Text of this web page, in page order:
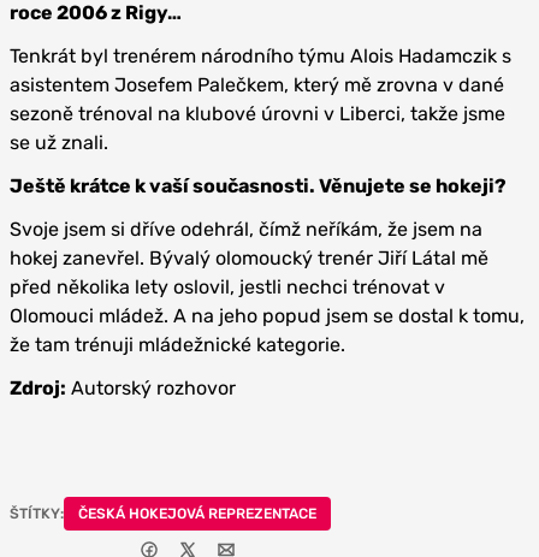
roce 2006 z Rigy…
Tenkrát byl trenérem národního týmu Alois Hadamczik s
asistentem Josefem Palečkem, který mě zrovna v dané
sezoně trénoval na klubové úrovni v Liberci, takže jsme
se už znali.
Ještě krátce k vaší současnosti. Věnujete se hokeji?
Svoje jsem si dříve odehrál, čímž neříkám, že jsem na
hokej zanevřel. Bývalý olomoucký trenér Jiří Látal mě
před několika lety oslovil, jestli nechci trénovat v
Olomouci mládež. A na jeho popud jsem se dostal k tomu,
že tam trénuji mládežnické kategorie.
Zdroj: Autorský rozhovor
ŠTÍTKY: ČESKÁ HOKEJOVÁ REPREZENTACE